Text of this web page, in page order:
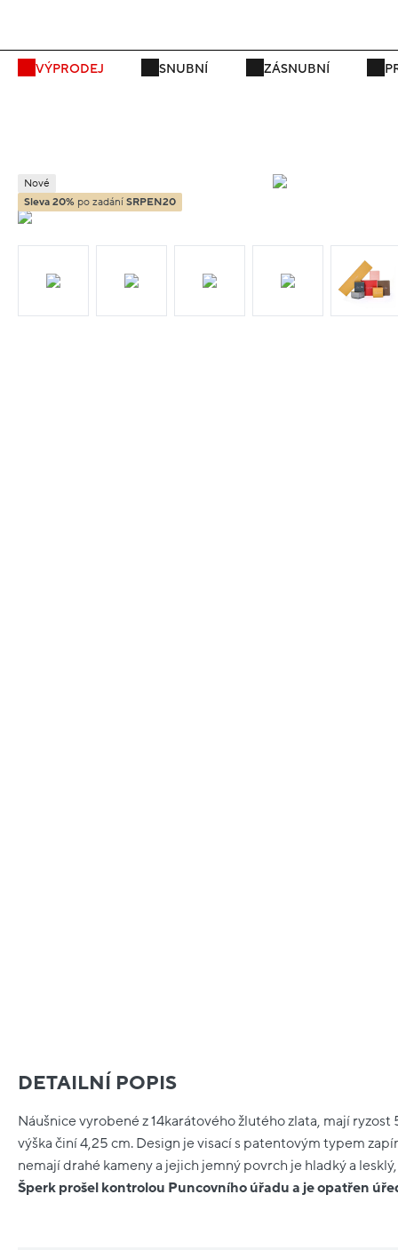
VÝPRODEJ SNUBNÍ ZÁSNUBNÍ
Nové
Sleva 20% po zadání SRPEN20
DETAILNÍ POPIS
Náušnice vyrobené z 14karátového žlutého zlata, mají ryzost
výška činí 4,25 cm. Design je visací s patentovým typem
nemají drahé kameny a jejich jemný povrch je hladký a
Šperk prošel kontrolou Puncovního úřadu a je opatřen